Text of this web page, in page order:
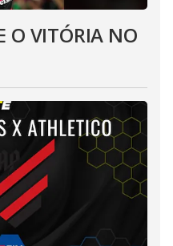
O VITÓRIA NO